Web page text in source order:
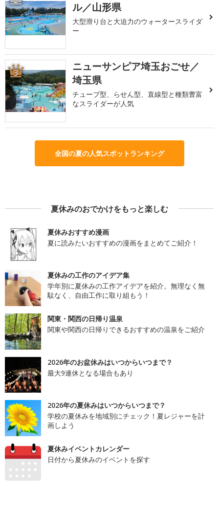
ル／山形県
大型滑り台と大迫力のウォータースライダ
ー
3
ニューサンピア埼玉おごせ／
埼玉県
チューブ型、らせん型、直線型と種類豊富
なスライダーが人気
全国の夏の人気スポットランキング
夏休みのおでかけをもっと楽しむ
夏休みおすすめ漫画
夏に読みたいおすすめの漫画をまとめてご紹介！
夏休みの工作のアイデア集
学年別に夏休みの工作アイデアを紹介。無理なく無
駄なく、自由工作に取り組もう！
関東・関西の日帰り温泉
関東や関西の日帰りできるおすすめの温泉をご紹介
2026年のお盆休みはいつからいつまで？
最大9連休となる場合もあり
2026年の夏休みはいつからいつまで？
学校の夏休みを地域別にチェック！夏レジャーを計
画しよう
夏休みイベントカレンダー
日付から夏休みのイベントを探す